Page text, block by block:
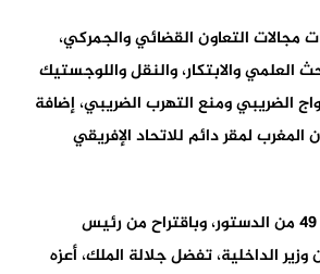
مجالات التعاون القضائي والجمركي،
العلمي والابتكار، والنقل واللوجستيك
الضريبي ومنع التهرب الضريبي، إضافة
المغرب لمقر دائم للاتحاد الإفريقي
وطبقا لأحكام الفصل 49 من الدستور، وباقتراح من رئيس
الداخلية، تفضل جلالة الملك، أعزه